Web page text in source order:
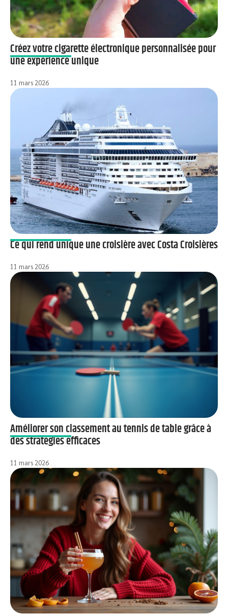
Créez votre cigarette électronique personnalisée pour
une expérience unique
11 mars 2026
Ce qui rend unique une croisière avec Costa Croisières
11 mars 2026
Améliorer son classement au tennis de table grâce à
des stratégies efficaces
11 mars 2026